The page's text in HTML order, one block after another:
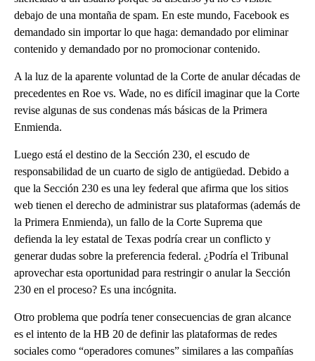
debajo de una montaña de spam. En este mundo, Facebook es
demandado sin importar lo que haga: demandado por eliminar
contenido y demandado por no promocionar contenido.
A la luz de la aparente voluntad de la Corte de anular décadas de
precedentes en Roe vs. Wade, no es difícil imaginar que la Corte
revise algunas de sus condenas más básicas de la Primera
Enmienda.
Luego está el destino de la Sección 230, el escudo de
responsabilidad de un cuarto de siglo de antigüedad. Debido a
que la Sección 230 es una ley federal que afirma que los sitios
web tienen el derecho de administrar sus plataformas (además de
la Primera Enmienda), un fallo de la Corte Suprema que
defienda la ley estatal de Texas podría crear un conflicto y
generar dudas sobre la preferencia federal. ¿Podría el Tribunal
aprovechar esta oportunidad para restringir o anular la Sección
230 en el proceso? Es una incógnita.
Otro problema que podría tener consecuencias de gran alcance
es el intento de la HB 20 de definir las plataformas de redes
sociales como “operadores comunes” similares a las compañías